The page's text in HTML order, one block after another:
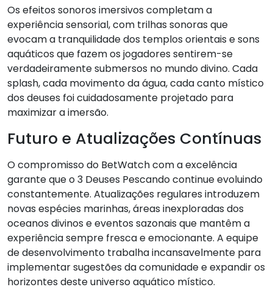
Os efeitos sonoros imersivos completam a
experiência sensorial, com trilhas sonoras que
evocam a tranquilidade dos templos orientais e sons
aquáticos que fazem os jogadores sentirem-se
verdadeiramente submersos no mundo divino. Cada
splash, cada movimento da água, cada canto místico
dos deuses foi cuidadosamente projetado para
maximizar a imersão.
Futuro e Atualizações Contínuas
O compromisso do BetWatch com a excelência
garante que o 3 Deuses Pescando continue evoluindo
constantemente. Atualizações regulares introduzem
novas espécies marinhas, áreas inexploradas dos
oceanos divinos e eventos sazonais que mantêm a
experiência sempre fresca e emocionante. A equipe
de desenvolvimento trabalha incansavelmente para
implementar sugestões da comunidade e expandir os
horizontes deste universo aquático místico.